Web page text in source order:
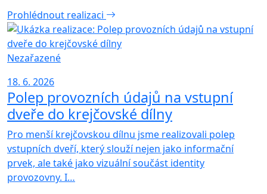
Prohlédnout realizaci
Nezařazené
18. 6. 2026
Polep provozních údajů na vstupní
dveře do krejčovské dílny
Pro menší krejčovskou dílnu jsme realizovali polep
vstupních dveří, který slouží nejen jako informační
prvek, ale také jako vizuální součást identity
provozovny. I…